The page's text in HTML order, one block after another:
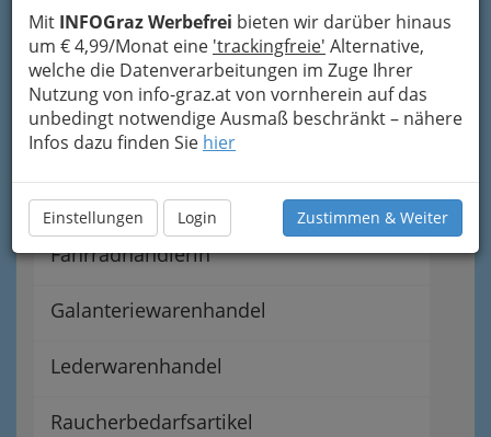
Mit INFOGraz Werbefrei bieten wir darüber hinaus
um € 4,99/Monat eine 'trackingfreie' Alternative,
welche die Datenverarbeitungen im Zuge Ihrer
Nutzung von info-graz.at von vornherein auf das
unbedingt notwendige Ausmaß beschränkt – nähere
Infos dazu finden Sie hier
Einstellungen Login Zustimmen & Weiter
Spielwarenhandel Graz:
Spielwarenhändler,
Spielsachen - Spielzeug
Sportartikelhandel
Fahrradhandel - Fahrradhändler und
Fahrradhändlerin
Galanteriewarenhandel
Lederwarenhandel
Raucherbedarfsartikel